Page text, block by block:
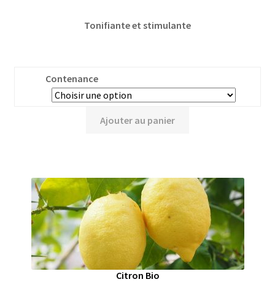
Tonifiante et stimulante
Contenance
Ajouter au panier
Citron Bio